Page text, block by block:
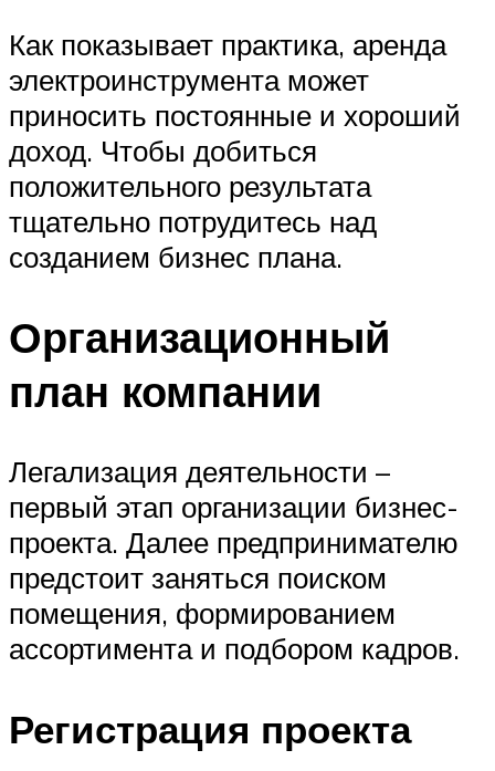
Как показывает практика, аренда
электроинструмента может
приносить постоянные и хороший
доход. Чтобы добиться
положительного результата
тщательно потрудитесь над
созданием бизнес плана.
Организационный
план компании
Легализация деятельности –
первый этап организации бизнес-
проекта. Далее предпринимателю
предстоит заняться поиском
помещения, формированием
ассортимента и подбором кадров.
Регистрация проекта